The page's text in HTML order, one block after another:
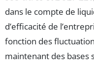
dans le compte de
d’efficacité de
fonction des
maintenant des bases